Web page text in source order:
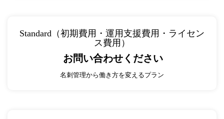
Standard（初期費用・運用支援費用・ライセン
ス費用）
お問い合わせください
名刺管理から働き方を変えるプラン